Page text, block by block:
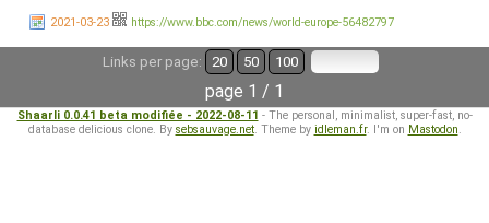
2021-03-23 https://www.bbc.com/news/world-europe-56482797
Links per page: 20 50 100
page 1 / 1
Shaarli 0.0.41 beta modifiée - 2022-08-11 - The personal, minimalist, super-fast, no-
database delicious clone. By sebsauvage.net. Theme by idleman.fr. I'm on Mastodon.